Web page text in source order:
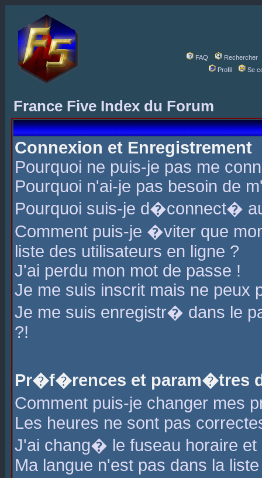
FAQ
Rechercher
Profil
Se
France Five Index du Forum
Connexion et Enregistrement
Pourquoi ne puis-je pas me
Pourquoi n'ai-je pas besoin de
Pourquoi suis-je d�connect�
Comment puis-je �viter que
liste des utilisateurs en ligne ?
J'ai perdu mon mot de passe !
Je me suis inscrit mais ne peux
Je me suis enregistr� dans le
?!
Pr�f�rences et param�tres
Comment puis-je changer mes
Les heures ne sont pas
J'ai chang� le fuseau horaire
Ma langue n'est pas dans la